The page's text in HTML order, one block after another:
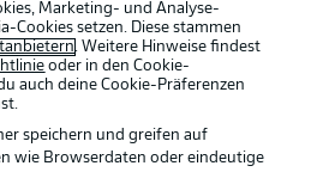
Marketing- und Analyse-
Cookies setzen. Diese stammen
. Weitere Hinweise findest
oder in den Cookie-
auch deine Cookie-Präferenzen
speichern und greifen auf
wie Browserdaten oder eindeutige